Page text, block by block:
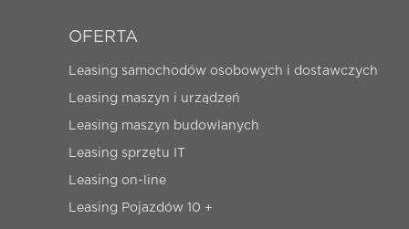
OFERTA
Leasing samochodów osobowych i dostawczych
Leasing maszyn i urządzeń
Leasing maszyn budowlanych
Leasing sprzętu IT
Leasing on-line
Leasing Pojazdów 10 +